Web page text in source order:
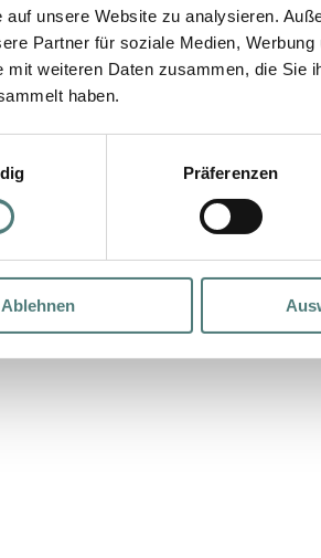
auf unsere Website zu analysieren.
Partner für soziale Medien,
mit weiteren Daten zusammen, die Sie
haben.
Präferenzen
Ablehnen